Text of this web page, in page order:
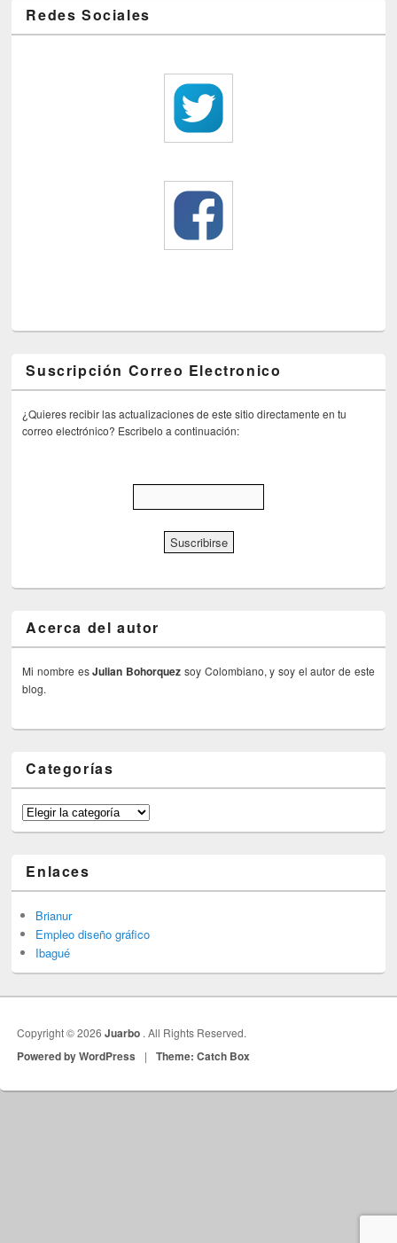
Redes Sociales
Suscripción Correo Electronico
¿Quieres recibir las actualizaciones de este sitio directamente en tu
correo electrónico? Escribelo a continuación:
Acerca del autor
Mi nombre esJulian Bohorquez soy Colombiano, y soy el autor de este
blog.
Categorías
Categorías
Enlaces
Brianur
Empleo diseño gráfico
Ibagué
Copyright © 2026Juarbo . All Rights Reserved.
Powered by WordPress | Theme: Catch Box